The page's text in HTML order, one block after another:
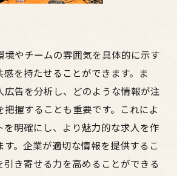
境やチームの雰囲気を具体的に示す
感を持たせることができます。ま
広告を分析し、どのような情報が注
把握することも重要です。これによ
を明確にし、より魅力的な求人を作
。企業が適切な情報を提供するこ
引き寄せる力を高めることができる